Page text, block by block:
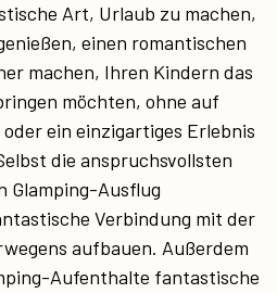
Art, Urlaub zu machen,
einen romantischen
machen, Ihren Kindern das
möchten, ohne auf
ein einzigartiges Erlebnis
die anspruchsvollsten
Glamping-Ausflug
Verbindung mit der
aufbauen. Außerdem
Aufenthalte fantastische